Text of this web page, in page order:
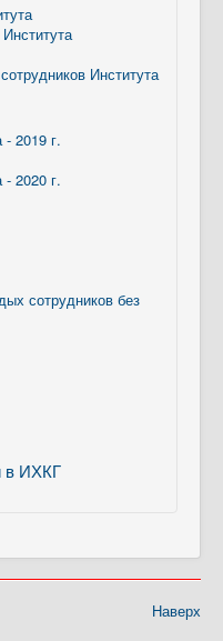
Института
2019 г.
2020 г.
сотрудников без
в ИХКГ
Наверх